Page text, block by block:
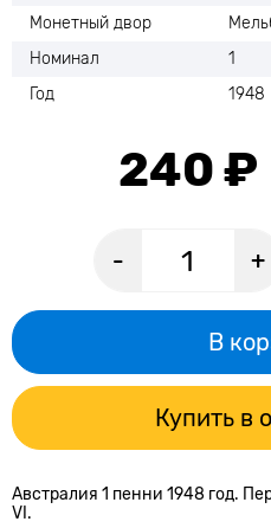
Монетный двор
Номинал
1
Год
1948
240 ₽
- +
В
Купить в
Австралия 1 пенни 1948 год.
VI.